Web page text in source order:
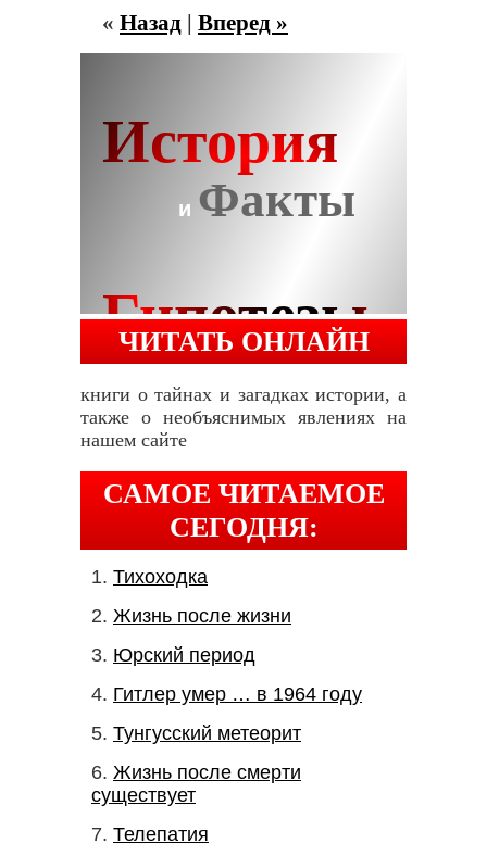
« Назад | Вперед »
ЧИТАТЬ ОНЛАЙН
книги о тайнах и загадках истории, а
также о необъяснимых явлениях на
нашем сайте
САМОЕ ЧИТАЕМОЕ
СЕГОДНЯ:
Тихоходка
Жизнь после жизни
Юрский период
Гитлер умер … в 1964 году
Тунгусский метеорит
Жизнь после смерти
существует
Телепатия